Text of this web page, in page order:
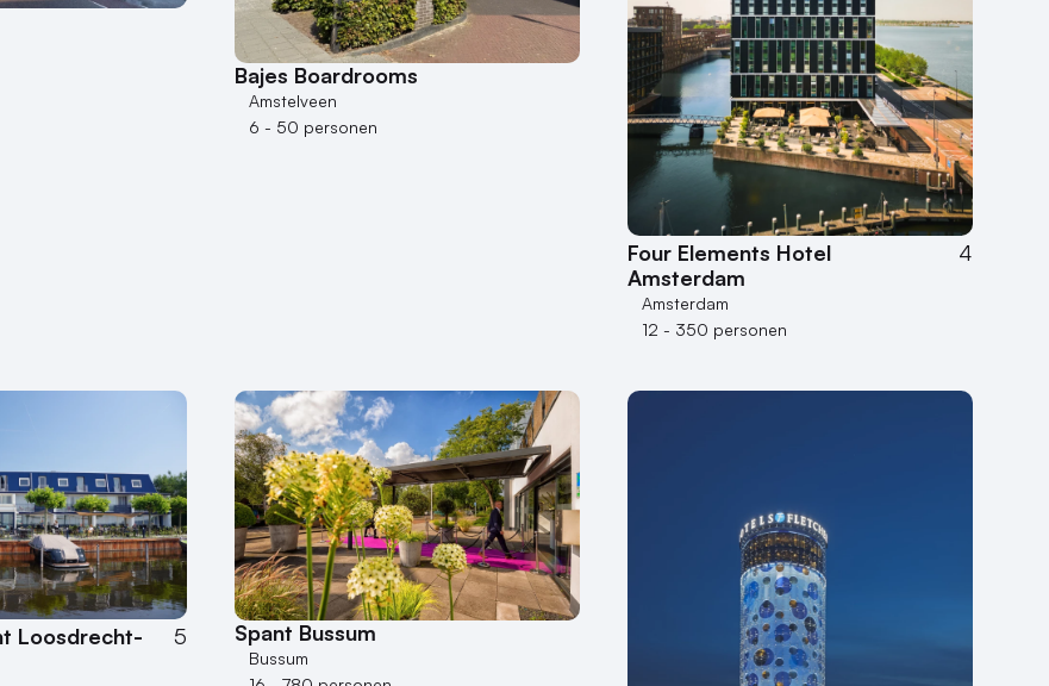
Bajes Boardrooms
Amstelveen
6 - 50 personen
Four Elements Hotel
Amsterdam
4
Amsterdam
12 - 350 personen
Loosdrecht-
5 Spant Bussum
Bussum